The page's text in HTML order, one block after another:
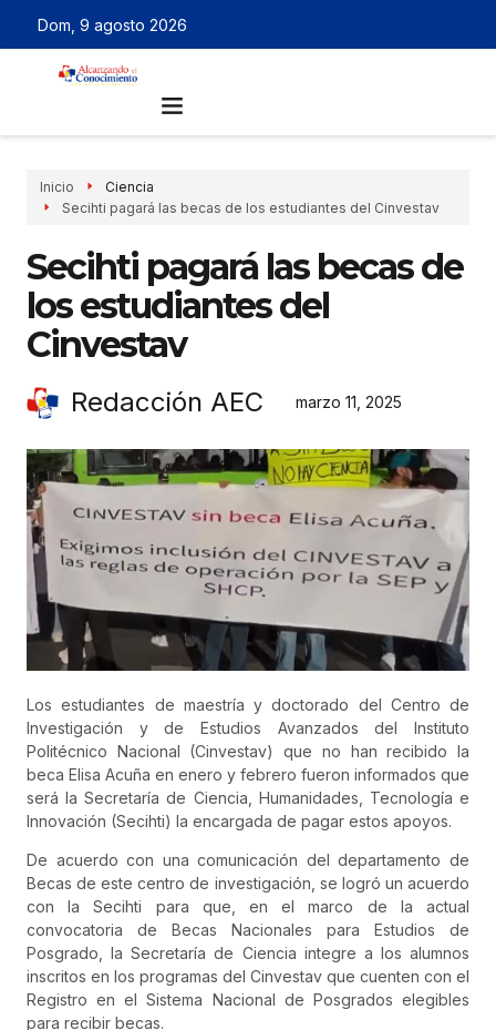
Dom, 9 agosto 2026
Inicio
Ciencia
Secihti pagará las becas de los estudiantes del Cinvestav
Secihti pagará las becas de
los estudiantes del
Cinvestav
Redacción AEC marzo 11, 2025
Los estudiantes de maestría y doctorado del Centro de
Investigación y de Estudios Avanzados del Instituto
Politécnico Nacional (Cinvestav) que no han recibido la
beca Elisa Acuña en enero y febrero fueron informados que
será la Secretaría de Ciencia, Humanidades, Tecnología e
Innovación (Secihti) la encargada de pagar estos apoyos.
De acuerdo con una comunicación del departamento de
Becas de este centro de investigación, se logró un acuerdo
con la Secihti para que, en el marco de la actual
convocatoria de Becas Nacionales para Estudios de
Posgrado, la Secretaría de Ciencia integre a los alumnos
inscritos en los programas del Cinvestav que cuenten con el
Registro en el Sistema Nacional de Posgrados elegibles
para recibir becas.